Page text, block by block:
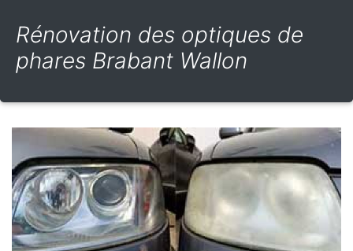
Rénovation des optiques de
phares Brabant Wallon